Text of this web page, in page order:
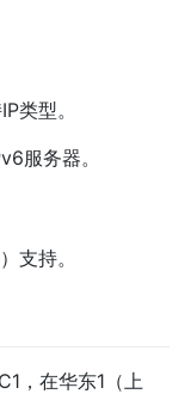
类型。
服务器。
支持。
，在华东1（上